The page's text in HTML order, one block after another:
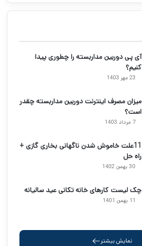
آی پی دوربین مداربسته را چطوری پیدا
کنیم؟
23 مهر 1403
میزان مصرف اینترنت دوربین مداربسته چقدر
است؟
7 مرداد 1403
11علت خاموش شدن ناگهانی بخاری گازی +
راه حل
30 بهمن 1402
چک لیست کارهای خانه تکانی عید سالیانه
11 بهمن 1401
نمایش بیشتر